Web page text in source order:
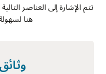
تتم الإشارة إلى العناصر
هنا